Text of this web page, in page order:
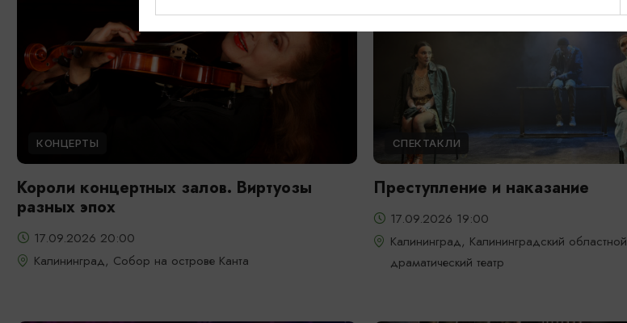
КОНЦЕРТЫ
Короли концертных залов. Виртуозы
разных эпох
17.09.2026 20:00
Калининград, Собор на острове Канта
СПЕКТАКЛИ
Преступление и наказание
17.09.2026 19:00
Калининград, Калининградский областной
драматический театр